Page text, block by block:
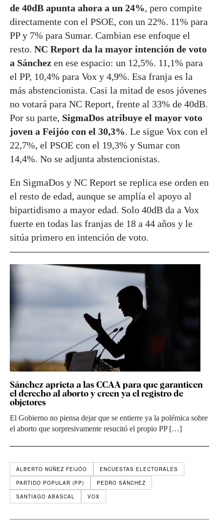
de 40dB apunta ahora a un 24%, pero compite
directamente con el PSOE, con un 22%. 11% para
PP y 7% para Sumar. Cambian ese enfoque el
resto. NC Report da la mayor intención de voto
a Sánchez en ese espacio: un 12,5%. 11,1% para
el PP, 10,4% para Vox y 4,9%. Esa franja es la
más abstencionista. Casi la mitad de esos jóvenes
no votará para NC Report, frente al 33% de 40dB.
Por su parte, SigmaDos atribuye el mayor voto
joven a Feijóo con el 30,3%. Le sigue Vox con el
22,7%, el PSOE con el 19,3% y Sumar con
14,4%. No se adjunta abstencionistas.
En SigmaDos y NC Report se replica ese orden en
el resto de edad, aunque se amplía el apoyo al
bipartidismo a mayor edad. Solo 40dB da a Vox
fuerte en todas las franjas de 18 a 44 años y le
sitúa primero en intención de voto.
Sánchez aprieta a las CCAA para que garanticen
el derecho al aborto y creen ya el registro de
objetores
El Gobierno no piensa dejar que se entierre ya la polémica sobre
el aborto que sorpresivamente resucitó el propio PP […]
ALBERTO NÚÑEZ FEIJÓO
ENCUESTAS ELECTORALES
PARTIDO POPULAR (PP)
PEDRO SÁNCHEZ
SANTIAGO ABASCAL
VOX